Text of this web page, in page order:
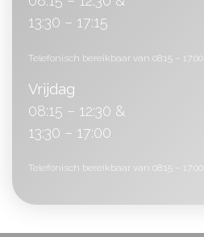
13:30 – 17:15
Telefonisch bereikbaar van 08:15 – 17:00
Vrijdag
08:15 – 12:30 &
13:30 – 17:00
Telefonisch bereikbaar van 08:15 – 17:00